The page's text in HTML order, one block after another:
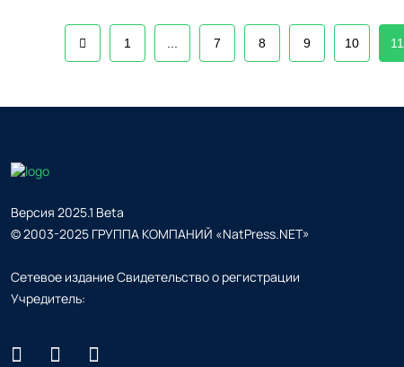
1 7 8 9 10 11
Версия 2025.1 Beta
© 2003-2025 ГРУППА КОМПАНИЙ «NatPress.NET»
Сетевое издание Свидетельство о регистрации
Учредитель: